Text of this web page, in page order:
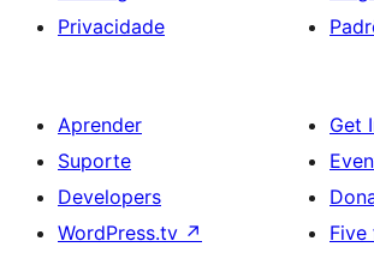
Privacidade
Aprender
Suporte
Developers
WordPress.tv ↗
Get
Five